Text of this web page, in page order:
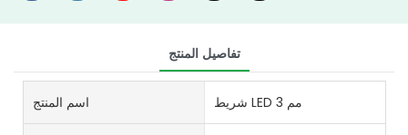
تفاصيل المنتج
اسم المنتج شريط LED 3 مم